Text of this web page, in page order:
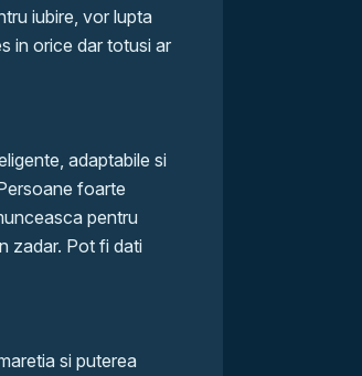
iubire, vor lupta
in orice dar totusi ar
adaptabile si
foarte
pentru
zadar. Pot fi dati
si puterea